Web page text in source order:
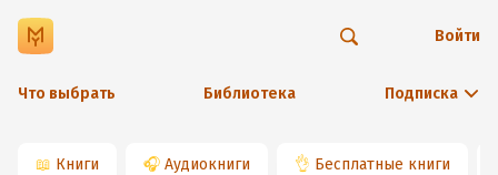
Что выбрать Библиотека Подписка
Войти
📖 Книги 🎧 Аудиокниги 👌 Бесплатные книги